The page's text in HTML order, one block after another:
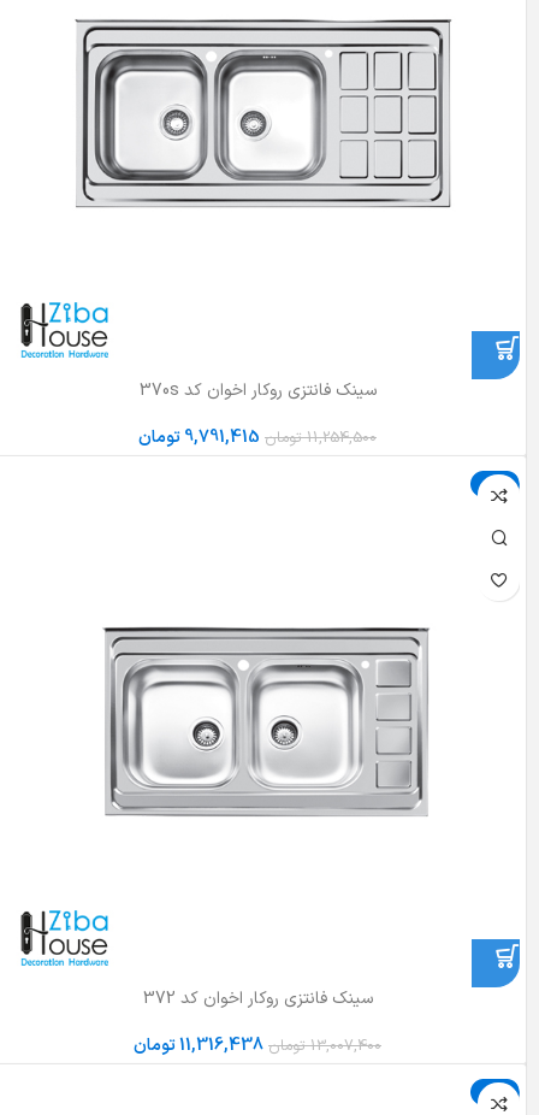
سینک فانتزی روکار اخوان کد 370s
11,254,500 تومان 9,791,415تومان
حراج
سینک فانتزی روکار اخوان کد 372
13,007,400 تومان 11,316,438تومان
حراج